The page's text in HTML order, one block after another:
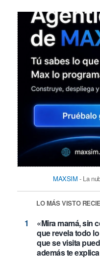
MAXSIM - La
LO MÁS VISTO
«Mira mamá, sin
que revela todo
que se visita
además te